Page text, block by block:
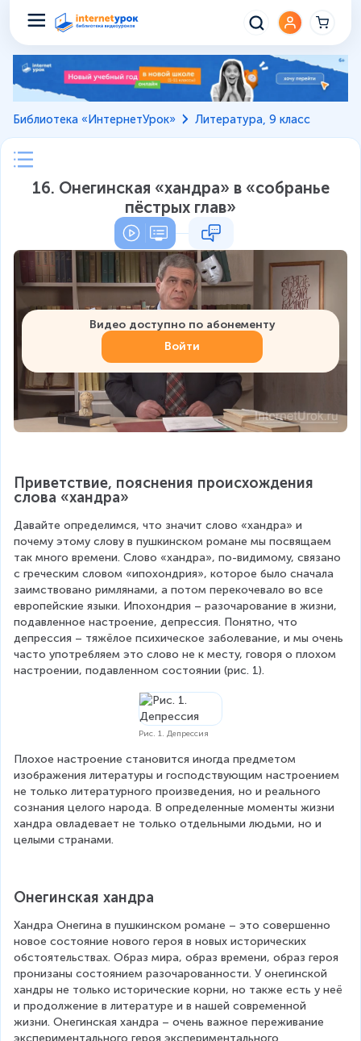
Библиотека «ИнтернетУрок» Литература, 9 класс
16. Онегинская «хандра» в «собранье
пёстрых глав»
Видео доступно по абонементу
Войти
Приветствие, пояснения происхождения
слова «хандра»
Давайте определимся, что значит слово «хандра» и
почему этому слову в пушкинском романе мы посвящаем
так много времени. Слово «хандра», по-видимому, связано
с греческим словом «ипохондрия», которое было сначала
заимствовано римлянами, а потом перекочевало во все
европейские языки. Ипохондрия – разочарование в жизни,
подавленное настроение, депрессия. Понятно, что
депрессия – тяжёлое психическое заболевание, и мы очень
часто употребляем это слово не к месту, говоря о плохом
настроении, подавленном состоянии (рис. 1).
Рис. 1. Депрессия
Плохое настроение становится иногда предметом
изображения литературы и господствующим настроением
не только литературного произведения, но и реального
сознания целого народа. В определенные моменты жизни
хандра овладевает не только отдельными людьми, но и
целыми странами.
Онегинская хандра
Хандра Онегина в пушкинском романе – это совершенно
новое состояние нового героя в новых исторических
обстоятельствах. Образ мира, образ времени, образ героя
пронизаны состоянием разочарованности. У онегинской
хандры не только исторические корни, но также есть у неё
и продолжение в литературе и в нашей современной
жизни. Онегинская хандра – очень важное переживание
экспериментального героя экспериментального